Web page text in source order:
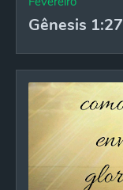
Gênesis 1:27